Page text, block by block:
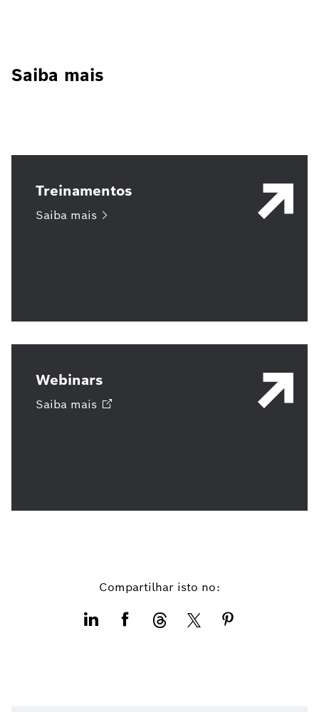
Saiba mais
Treinamentos
Saiba mais
Webinars
Saiba mais
Compartilhar isto no: